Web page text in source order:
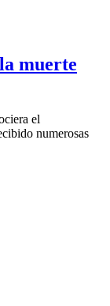
muerte
el
numerosas